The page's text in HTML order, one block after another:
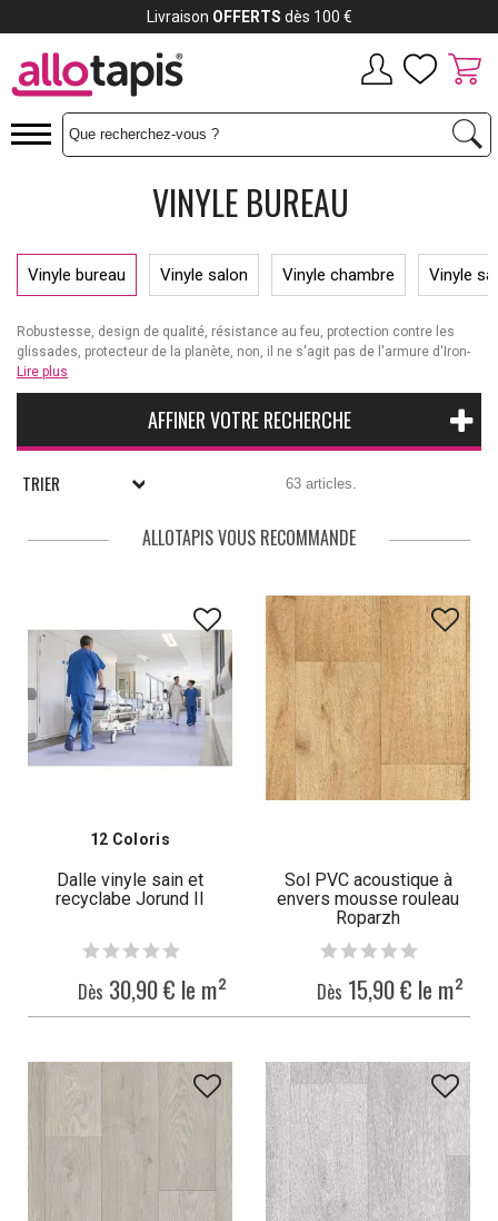
VINYLE BUREAU
Vinyle bureau Vinyle salon Vinyle chambre Vinyle
Robustesse, design de qualité, résistance au feu, protection contre les
glissades, protecteur de la planète, non, il ne s'agit pas de l'armure d'Iron-
man, mais bien des revêtements présents dans cette catégorie. Vous
avez envie de rendre jaloux vos voisins ou de donner un look plus
bureau? Ne cherchez plus loin, vous êtes au bon
endroit. Élégance, simplicité, chic et glamour, ces sols sont conçus pour
vous permettre de créer diverses ambiances et de rendre votre décoration
revêtements uniques conçus pour s'adapter à tous les types d'intérieur.
Lire plus
AFFINER VOTRE RECHERCHE
TRIER 63 articles.
ALLOTAPIS VOUS RECOMMANDE
12 Coloris
Dalle vinyle sain et
recyclabe Jorund II
Dès 30,90 € le m²
Sol PVC acoustique à
envers mousse rouleau
Roparzh
Dès 15,90 € le m²
Payez jusqu'à 12x